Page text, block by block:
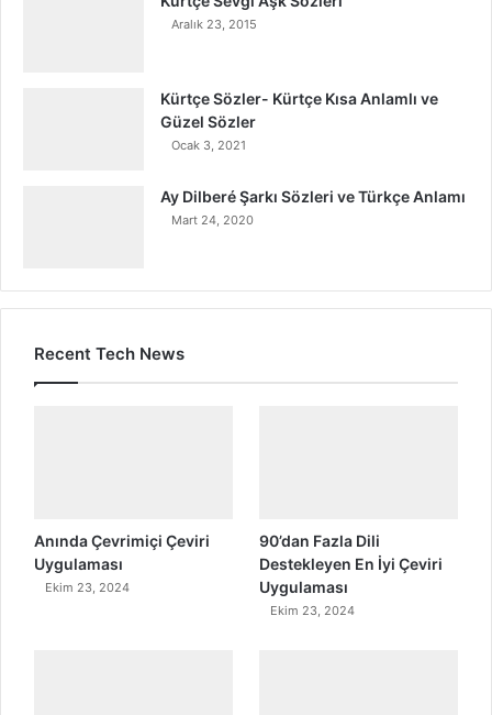
Aralık 23, 2015
Kürtçe Sözler- Kürtçe Kısa Anlamlı ve
Güzel Sözler
Ocak 3, 2021
Ay Dilberé Şarkı Sözleri ve Türkçe Anlamı
Mart 24, 2020
Recent Tech News
Anında Çevrimiçi Çeviri
Uygulaması
Ekim 23, 2024
90’dan Fazla Dili
Destekleyen En İyi Çeviri
Uygulaması
Ekim 23, 2024